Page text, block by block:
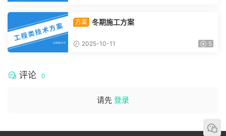
方案 冬期施工方案
2025-10-11 5
评论 0
请先 登录